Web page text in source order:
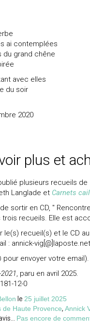
ai contemplées
du grand chêne
avec elles
du soir
2020
plus et
plusieurs recueils
Langlade et Carnets
sortir en CD, "
recueils. Elle est
le(s) recueil(s) et le CD
: annick-vig[@]laposte.net
pour envoyer votre email).
, paru en avril 2025.
12-0
le 25 juillet 2025
de Haute Provence, Annick
Pas encore de